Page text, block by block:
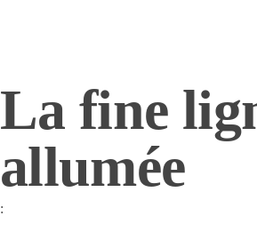
La fine
allumée
: